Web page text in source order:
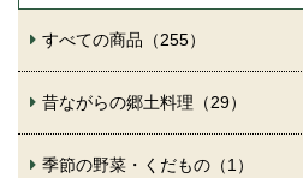
すべての商品（255）
昔ながらの郷土料理（29）
季節の野菜・くだもの（1）